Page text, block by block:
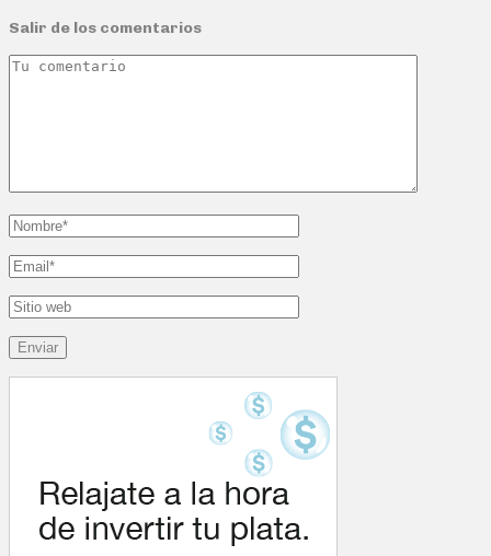
Salir de los comentarios